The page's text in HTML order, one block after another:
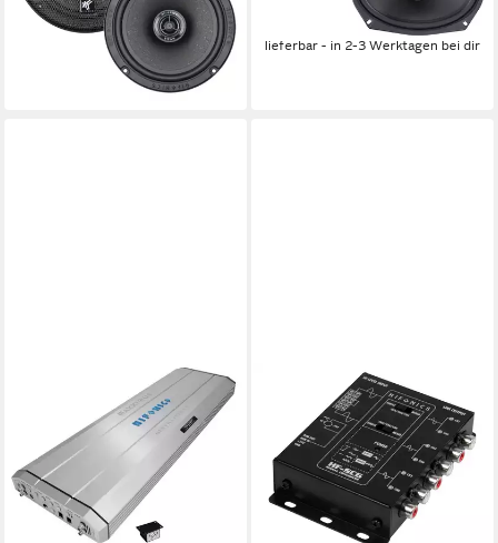
90 W Gesamtleistung
Gewicht
lieferbar - in 2-3 Werktagen bei dir
mtl. in 12 Raten
lieferbar - in 2-3 Werktagen bei dir
MAXXIMUS Digital 2 Kanal
Endstufe GEN-X4 Verstärker
1.299,00 €
37,71 €
mtl. in 48 Raten
lieferbar - in 2-3 Werktagen bei dir